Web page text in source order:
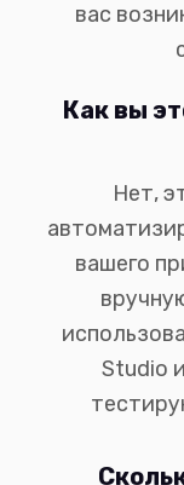
вас
Как вы
Нет,
вашего
Studio